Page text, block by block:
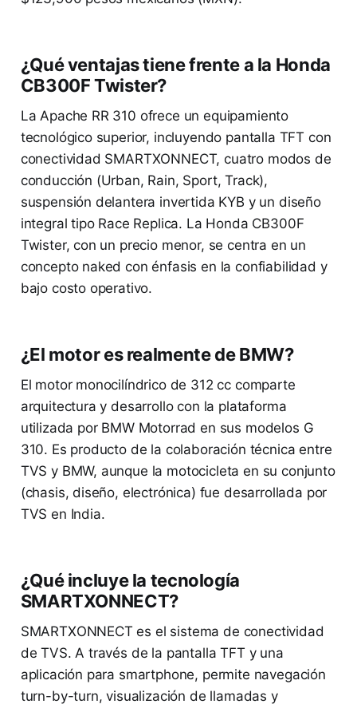
¿Qué ventajas tiene frente a la Honda
CB300F Twister?
La Apache RR 310 ofrece un equipamiento
tecnológico superior, incluyendo pantalla TFT con
conectividad SMARTXONNECT, cuatro modos de
conducción (Urban, Rain, Sport, Track),
suspensión delantera invertida KYB y un diseño
integral tipo Race Replica. La Honda CB300F
Twister, con un precio menor, se centra en un
concepto naked con énfasis en la confiabilidad y
bajo costo operativo.
¿El motor es realmente de BMW?
El motor monocilíndrico de 312 cc comparte
arquitectura y desarrollo con la plataforma
utilizada por BMW Motorrad en sus modelos G
310. Es producto de la colaboración técnica entre
TVS y BMW, aunque la motocicleta en su conjunto
(chasis, diseño, electrónica) fue desarrollada por
TVS en India.
¿Qué incluye la tecnología
SMARTXONNECT?
SMARTXONNECT es el sistema de conectividad
de TVS. A través de la pantalla TFT y una
aplicación para smartphone, permite navegación
turn-by-turn, visualización de llamadas y